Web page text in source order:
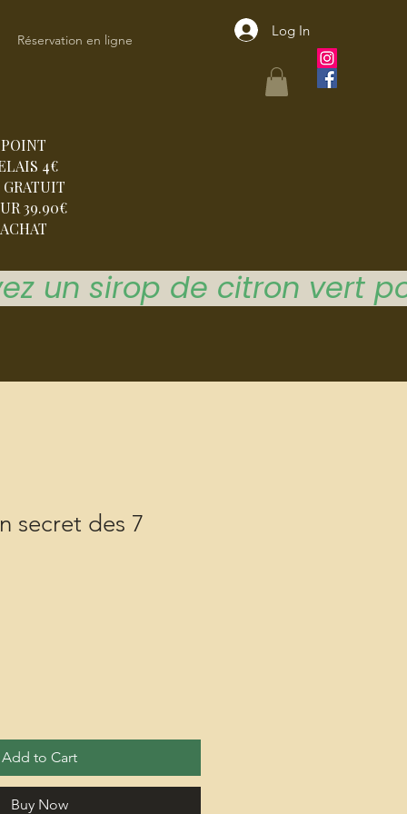
Log In
Réservation en ligne
POINT
4€
GRATUIT
39.90€
ACHAT
secret des 7
Add to Cart
Buy Now